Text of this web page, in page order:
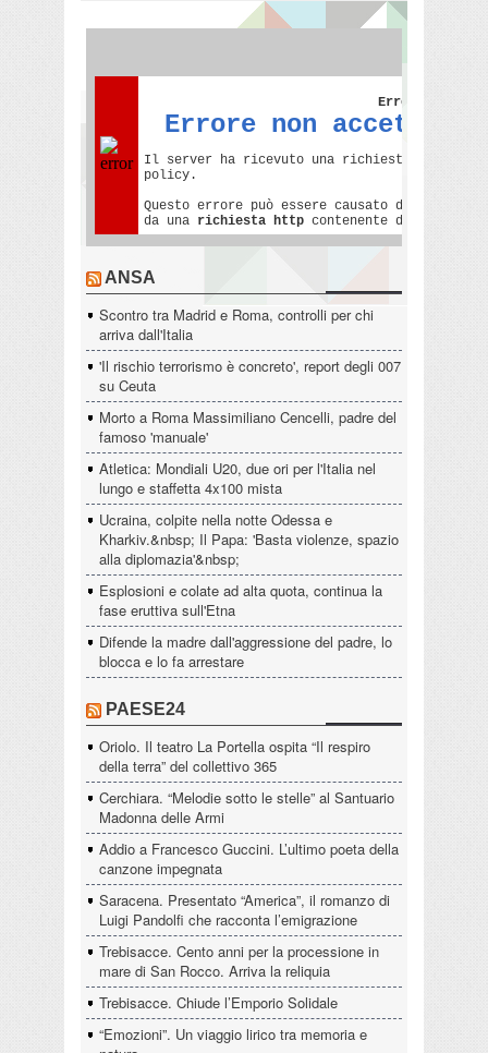
ANSA
Scontro tra Madrid e Roma, controlli per chi
arriva dall'Italia
'Il rischio terrorismo è concreto', report degli 007
su Ceuta
Morto a Roma Massimiliano Cencelli, padre del
famoso 'manuale'
Atletica: Mondiali U20, due ori per l'Italia nel
lungo e staffetta 4x100 mista
Ucraina, colpite nella notte Odessa e
Kharkiv.&nbsp; Il Papa: 'Basta violenze, spazio
alla diplomazia'&nbsp;
Esplosioni e colate ad alta quota, continua la
fase eruttiva sull'Etna
Difende la madre dall'aggressione del padre, lo
blocca e lo fa arrestare
PAESE24
Oriolo. Il teatro La Portella ospita “Il respiro
della terra” del collettivo 365
Cerchiara. “Melodie sotto le stelle” al Santuario
Madonna delle Armi
Addio a Francesco Guccini. L’ultimo poeta della
canzone impegnata
Saracena. Presentato “America”, il romanzo di
Luigi Pandolfi che racconta l’emigrazione
Trebisacce. Cento anni per la processione in
mare di San Rocco. Arriva la reliquia
Trebisacce. Chiude l’Emporio Solidale
“Emozioni”. Un viaggio lirico tra memoria e